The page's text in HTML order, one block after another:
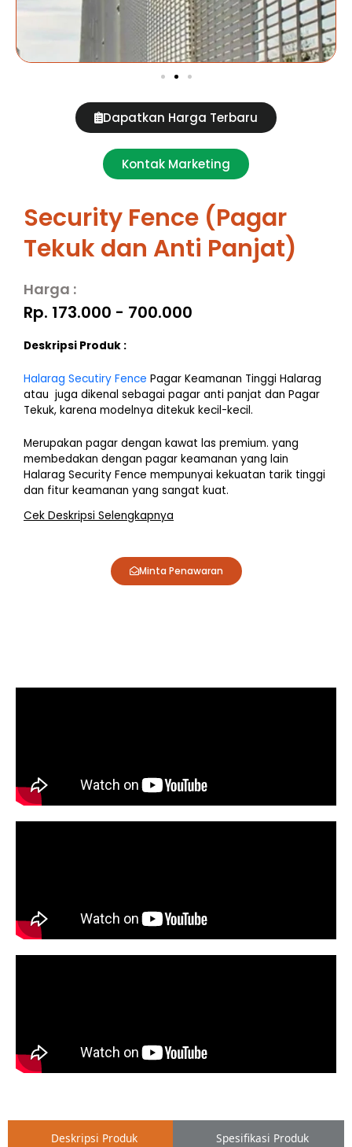
Dapatkan Harga Terbaru
Kontak Marketing
Security Fence (Pagar
Tekuk dan Anti Panjat)
Harga :
Rp. 173.000 - 700.000
Deskripsi Produk :
Halarag Secutiry Fence Pagar Keamanan Tinggi Halarag
atau juga dikenal sebagai pagar anti panjat dan Pagar
Tekuk, karena modelnya ditekuk kecil-kecil.
Merupakan pagar dengan kawat las premium. yang
membedakan dengan pagar keamanan yang lain
Halarag Security Fence mempunyai kekuatan tarik tinggi
dan fitur keamanan yang sangat kuat.
Cek Deskripsi Selengkapnya
Minta Penawaran
Deskripsi Produk Spesifikasi Produk